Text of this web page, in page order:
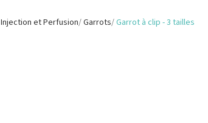
Injection et Perfusion Garrots Garrot à clip - 3 tailles